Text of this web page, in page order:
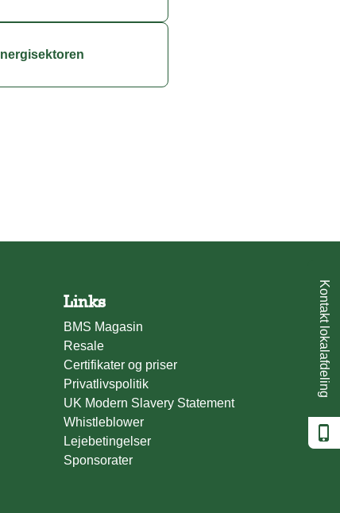
Kontakt lokalafdeling
Links
BMS Magasin
Resale
Certifikater og priser
Privatlivspolitik
UK Modern Slavery Statement
Whistleblower
Lejebetingelser
Sponsorater